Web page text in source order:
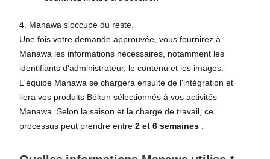
4. Manawa s'occupe du reste.
Une fois votre demande approuvée, vous fournirez à
Manawa les informations nécessaires, notamment les
identifiants d'administrateur, le contenu et les images.
L'équipe Manawa se chargera ensuite de l'intégration et
liera vos produits Bókun sélectionnés à vos activités
Manawa. Selon la saison et la charge de travail, ce
processus peut prendre entre 2 et 6 semaines